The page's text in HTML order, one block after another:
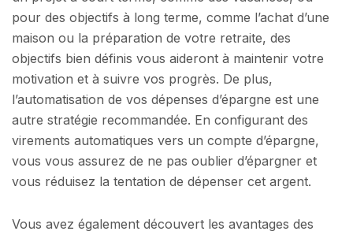
pour des objectifs à long terme, comme l’achat d’une
maison ou la préparation de votre retraite, des
objectifs bien définis vous aideront à maintenir votre
motivation et à suivre vos progrès. De plus,
l’automatisation de vos dépenses d’épargne est une
autre stratégie recommandée. En configurant des
virements automatiques vers un compte d’épargne,
vous vous assurez de ne pas oublier d’épargner et
vous réduisez la tentation de dépenser cet argent.
Vous avez également découvert les avantages des